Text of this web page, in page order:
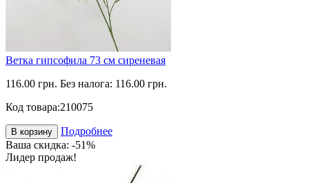
Ветка гипсофила 73 см сиреневая
116.00 грн. Без налога: 116.00 грн.
Код товара:210075
В корзину
Подробнее
Ваша скидка: -51%
Лидер продаж!